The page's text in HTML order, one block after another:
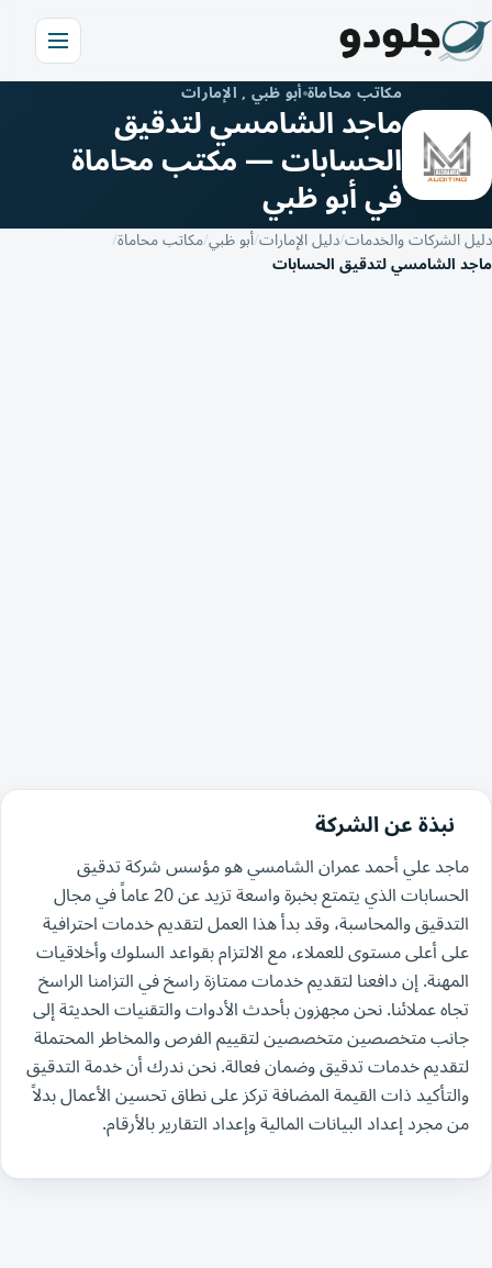
مكاتب محاماةأبو ظبي , الإمارات
ماجد الشامسي لتدقيق
الحسابات — مكتب محاماة
في أبو ظبي
دليل الشركات والخدماتدليل الإماراتأبو ظبيمكاتب محاماة
ماجد الشامسي لتدقيق الحسابات
نبذة عن الشركة
ماجد علي أحمد عمران الشامسي هو مؤسس شركة تدقيق
الحسابات الذي يتمتع بخبرة واسعة تزيد عن 20 عاماً في مجال
التدقيق والمحاسبة، وقد بدأ هذا العمل لتقديم خدمات احترافية
على أعلى مستوى للعملاء، مع الالتزام بقواعد السلوك وأخلاقيات
المهنة. إن دافعنا لتقديم خدمات ممتازة راسخ في التزامنا الراسخ
تجاه عملائنا. نحن مجهزون بأحدث الأدوات والتقنيات الحديثة إلى
جانب متخصصين متخصصين لتقييم الفرص والمخاطر المحتملة
لتقديم خدمات تدقيق وضمان فعالة. نحن ندرك أن خدمة التدقيق
والتأكيد ذات القيمة المضافة تركز على نطاق تحسين الأعمال بدلاً
من مجرد إعداد البيانات المالية وإعداد التقارير بالأرقام.